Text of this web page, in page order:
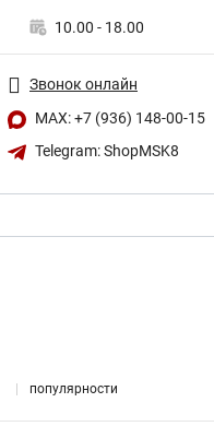
10.00 - 18.00
Звонок онлайн
MAX: +7 (936) 148-00-15
Telegram: ShopMSK8
популярности